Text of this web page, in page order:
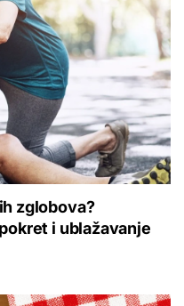
zglobova?
i ublažavanje